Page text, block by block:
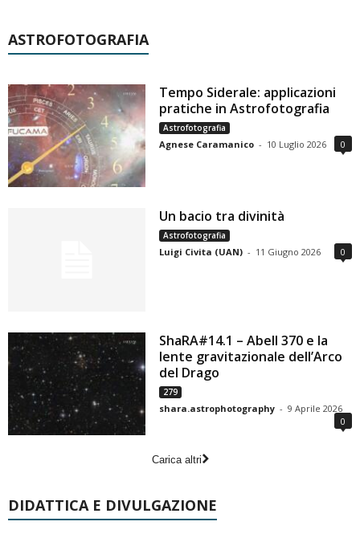
ASTROFOTOGRAFIA
Tempo Siderale: applicazioni
pratiche in Astrofotografia
Astrofotografia
Agnese Caramanico - 10 Luglio 2026 0
Un bacio tra divinità
Astrofotografia
Luigi Civita (UAN) - 11 Giugno 2026 0
ShaRA#14.1 – Abell 370 e la
lente gravitazionale dell’Arco
del Drago
279
shara.astrophotography - 9 Aprile 2026
0
Carica altri
DIDATTICA E DIVULGAZIONE